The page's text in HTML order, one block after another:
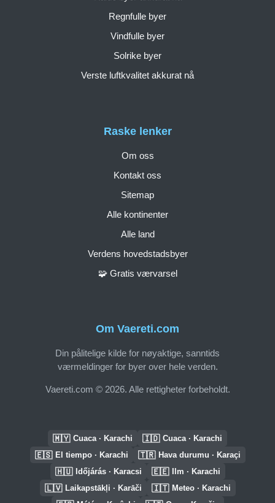
Om Vaereti.com
Din pålitelige kilde for nøyaktige, sanntids
værmeldinger for byer over hele verden.
Vaereti.com © 2026. Alle rettigheter forbeholdt.
Raske lenker
Om oss
Kontakt oss
Sitemap
Alle kontinenter
Alle land
Verdens hovedstadsbyer
🧩 Gratis værvarsel
Regnfulle byer
Vindfulle byer
Solrike byer
Verste luftkvalitet akkurat nå
🇲🇾 Cuaca · Karachi 🇮🇩 Cuaca · Karachi
🇪🇸 El tiempo · Karachi 🇹🇷 Hava durumu · Karaçi
🇭🇺 Időjárás · Karacsi 🇪🇪 Ilm · Karachi
🇱🇻 Laikapstākļi · Karāči 🇮🇹 Meteo · Karachi